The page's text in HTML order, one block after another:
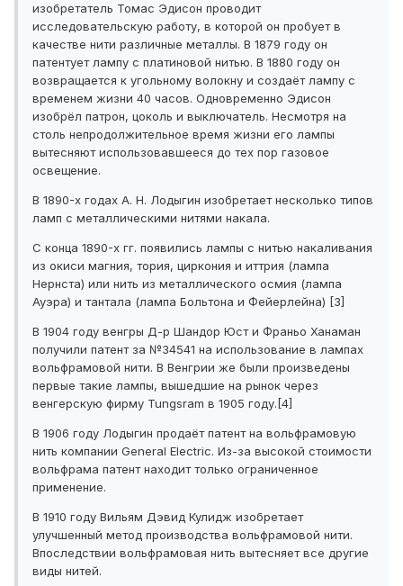
изобретатель Томас Эдисон проводит
исследовательскую работу, в которой он пробует в
качестве нити различные металлы. В 1879 году он
патентует лампу с платиновой нитью. В 1880 году он
возвращается к угольному волокну и создаёт лампу с
временем жизни 40 часов. Одновременно Эдисон
изобрёл патрон, цоколь и выключатель. Несмотря на
столь непродолжительное время жизни его лампы
вытесняют использовавшееся до тех пор газовое
освещение.
В 1890-х годах А. Н. Лодыгин изобретает несколько типов
ламп с металлическими нитями накала.
С конца 1890-х гг. появились лампы с нитью накаливания
из окиси магния, тория, циркония и иттрия (лампа
Нернста) или нить из металлического осмия (лампа
Ауэра) и тантала (лампа Больтона и Фейерлейна) [3]
В 1904 году венгры Д-р Шандор Юст и Франьо Ханаман
получили патент за №34541 на использование в лампах
вольфрамовой нити. В Венгрии же были произведены
первые такие лампы, вышедшие на рынок через
венгерскую фирму Tungsram в 1905 году.[4]
В 1906 году Лодыгин продаёт патент на вольфрамовую
нить компании General Electric. Из-за высокой стоимости
вольфрама патент находит только ограниченное
применение.
В 1910 году Вильям Дэвид Кулидж изобретает
улучшенный метод производства вольфрамовой нити.
Впоследствии вольфрамовая нить вытесняет все другие
виды нитей.